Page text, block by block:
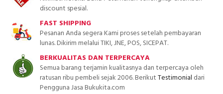
discount spesial.
FAST SHIPPING
Pesanan Anda segera Kami proses setelah pembayaran
lunas. Dikirim melalui TIKI, JNE, POS, SICEPAT.
BERKUALITAS DAN TERPERCAYA
Semua barang terjamin kualitasnya dan terpercaya oleh
ratusan ribu pembeli sejak 2006. BerikutTestimonial dari
Pengguna Jasa Bukukita.com